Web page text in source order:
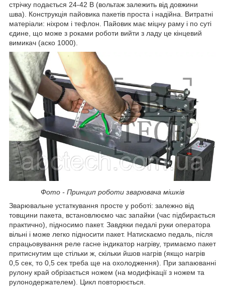
стрічку подається 24-42 В (вольтаж залежить від довжини
шва). Конструкція пайовика пакетів проста і надійна. Витратні
матеріали: ніхром і тефлон. Пайовик має міцну раму і по суті
єдине, що може з роками роботи вийти з ладу це кінцевий
вимикач (аско 1000).
Фото - Принцип роботи зварювача мішків
Зварювальне устаткування просте у роботі: залежно від
товщини пакета, встановлюємо час запайки (час підбирається
практично), підносимо пакет. Завдяки педалі руки оператора
вільні і може легко підносити пакет. Натискаємо педаль, після
спрацьовування реле гасне індикатор нагріву, тримаємо пакет
притиснутим ще стільки ж, скільки йшов нагрів (якщо нагрів
0,5 сек, то 0,5 сек треба ще на охолодження). При запаюванні
рулону край обрізається ножем (на модифікації з ножем та
рулонодержателем). Цикл повторюється.